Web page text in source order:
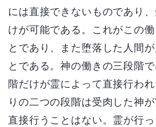
には直接できないものであり
けが可能である。これがこの
とであり、また堕落した人間
とである。神の働きの三段階
階だけが霊によって直接行わ
りの二つの段階は受肉した神
直接行うことはない。霊が行